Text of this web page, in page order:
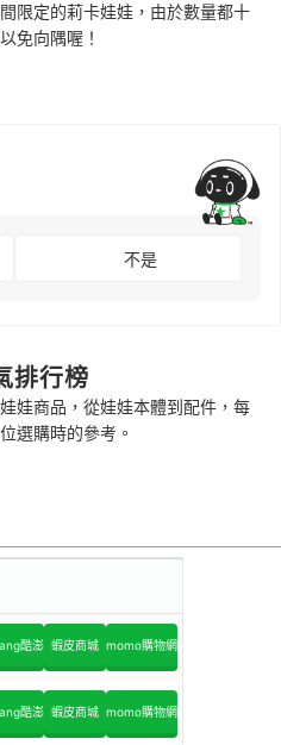
限定的莉卡娃娃，由於數量都十
免向隅喔！
不是
排行榜
娃商品，從娃娃本體到配件，每
選購時的參考。
酷澎 蝦皮商城 momo購物網
酷澎 蝦皮商城 momo購物網